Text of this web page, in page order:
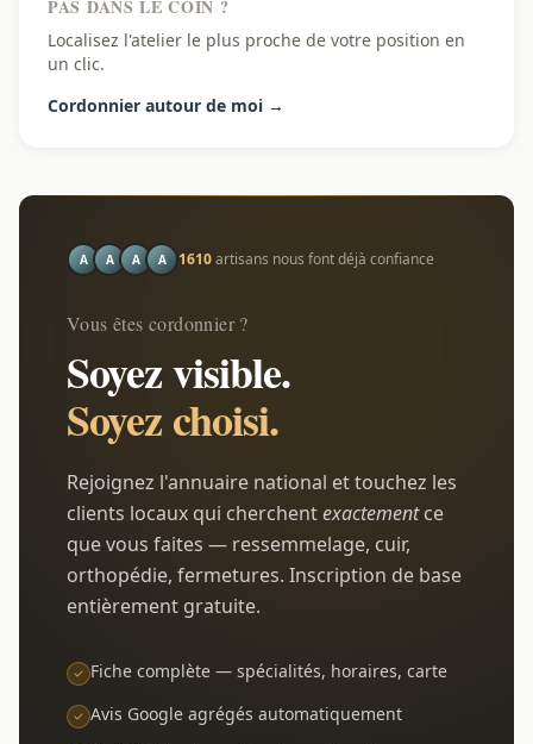
PAS DANS LE COIN ?
Localisez l'atelier le plus proche de votre position en
un clic.
Cordonnier autour de moi →
A A A A 1610artisans nous font déjà confiance
Vous êtes cordonnier ?
Soyez visible.
Soyez choisi.
Rejoignez l'annuaire national et touchez les
clients locaux qui cherchentexactementce
que vous faites — ressemmelage, cuir,
orthopédie, fermetures. Inscription de base
entièrement gratuite.
Fiche complète — spécialités, horaires, carte
Avis Google agrégés automatiquement